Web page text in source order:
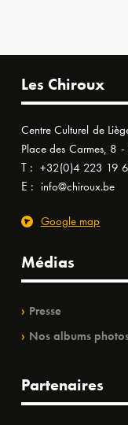
Les Chiroux
Centre Culturel de
Place des Carmes, 8
T : +32(0)4 223 19
E : info@chiroux.be
Google map
Médias
Presse
Nos albums
Partenaires